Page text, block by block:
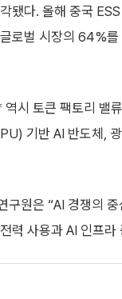
됐다. 올해 중국
로벌 시장의 64%
역시 토큰 팩토리 밸
기반 AI 반도체,
구원은 “AI 경쟁의
력 사용과 AI 인프